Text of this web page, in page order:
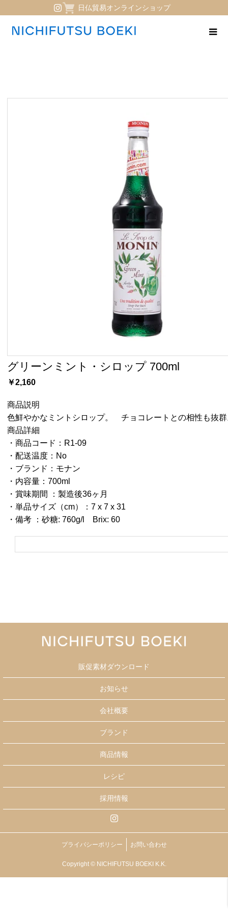
日仏貿易オンラインショップ
グリーンミント・シロップ 700ml
￥2,160
商品説明
色鮮やかなミントシロップ。 チョコレートとの相性も抜
商品詳細
・商品コード：R1-09
・配送温度：No
・ブランド：モナン
・内容量：700ml
・賞味期間 ：製造後36ヶ月
・単品サイズ（cm）：7 x 7 x 31
・備考 ：砂糖: 760g/l Brix: 60
販促素材ダウンロード
お知らせ
会社概要
ブランド
商品情報
レシピ
採用情報
プライバシーポリシー お問い合わせ
Copyright © NICHIFUTSU BOEKI K.K.